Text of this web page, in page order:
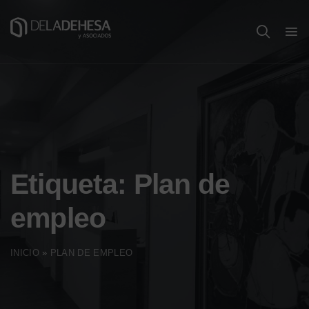
Etiqueta: Plan de
empleo
INICIO » PLAN DE EMPLEO